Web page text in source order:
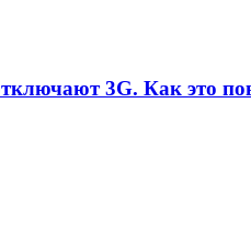
3G. Как это